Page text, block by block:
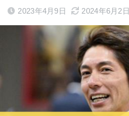
2023年4月9日 2024年6月2日